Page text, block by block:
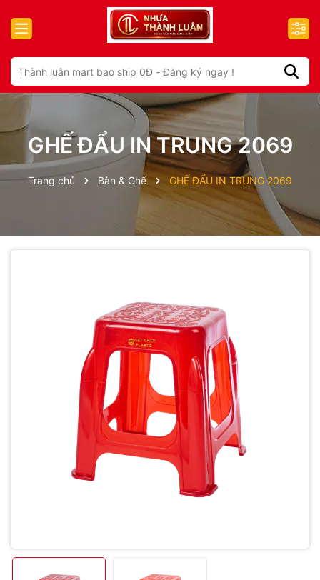
GHẾ ĐẨU IN TRUNG 2069
Trang chủ Bàn & Ghế GHẾ ĐẨU IN TRUNG 2069